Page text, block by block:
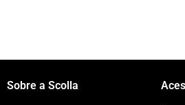
Sobre a Scolla